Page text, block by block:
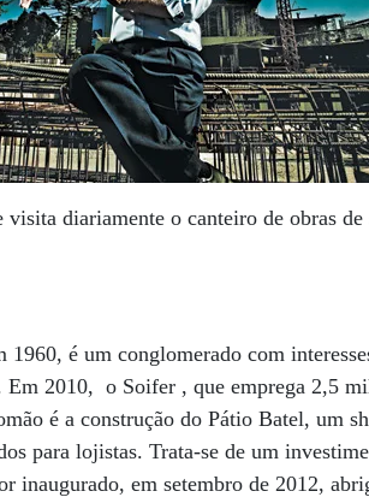
visita diariamente o canteiro de obras
é um conglomerado com
2010, o Soifer , que emprega 2,5
é a construção do Pátio Batel, um
para lojistas. Trata-se de um
inaugurado, em setembro de 2012,